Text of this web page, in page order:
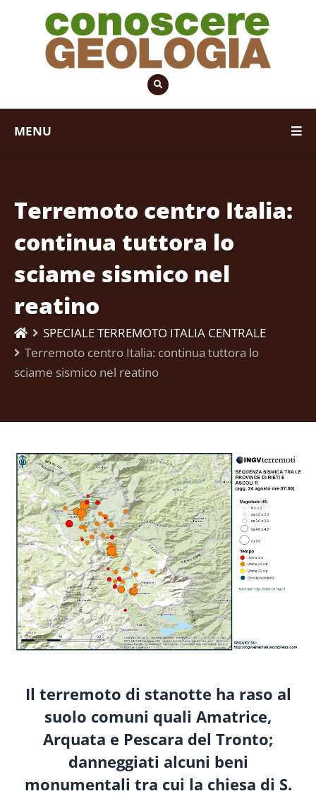
MENU
Terremoto centro Italia:
continua tuttora lo
sciame sismico nel
reatino
SPECIALE TERREMOTO ITALIA CENTRALE
Terremoto centro Italia: continua tuttora lo
sciame sismico nel reatino
Il terremoto di stanotte ha raso al
suolo comuni quali Amatrice,
Arquata e Pescara del Tronto;
danneggiati alcuni beni
monumentali tra cui la chiesa di S.